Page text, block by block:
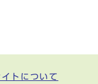
イトについて